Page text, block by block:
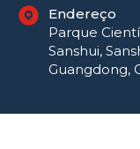
Endereço
Parque
Sanshui,
Guangdong,